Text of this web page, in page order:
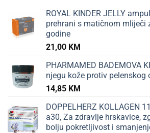
ROYAL KINDER JELLY
prehrani s matičnom mliječi
godine
21,00 KM
PHARMAMED BADEMOVA
njegu kože protiv pelenskog
14,85 KM
DOPPELHERZ KOLLAGEN
a30, Za zdravlje hrskavice,
bolju pokretljivost i